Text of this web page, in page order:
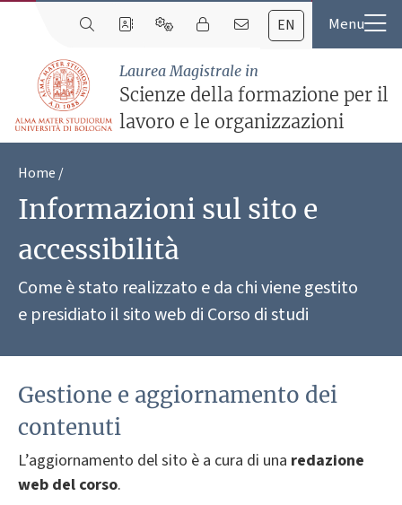
EN
Laurea Magistrale in
Scienze della formazione per il
lavoro e le organizzazioni
Home
Informazioni sul sito e
accessibilità
Come è stato realizzato e da chi viene gestito
e presidiato il sito web di Corso di studi
Gestione e aggiornamento dei
contenuti
L’aggiornamento del sito è a cura di una redazione
web del corso.